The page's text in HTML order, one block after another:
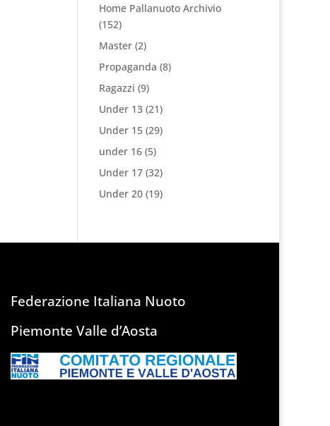
Home Pallanuoto Archivio
(152)
Master(2)
Propaganda (8)
Ragazzi (9)
Under 13(21)
Under 15(29)
under 16(5)
Under 17(32)
Under 20(19)
Federazione Italiana Nuoto
Piemonte Valle d’Aosta